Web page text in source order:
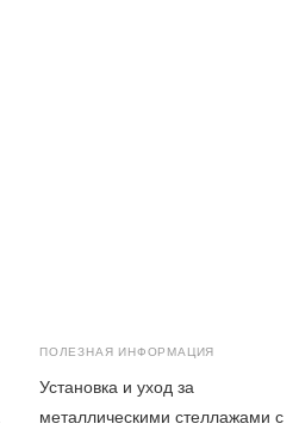
ПОЛЕЗНАЯ ИНФОРМАЦИЯ
Установка и уход за
металлическими стеллажами с